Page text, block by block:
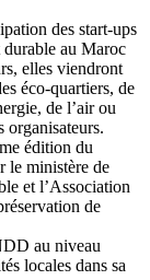
des start-ups
durable au Maroc
elles viendront
éco-quartiers, de
de l’air ou
organisateurs.
édition du
le ministère de
et l’Association
de
au niveau
locales dans sa